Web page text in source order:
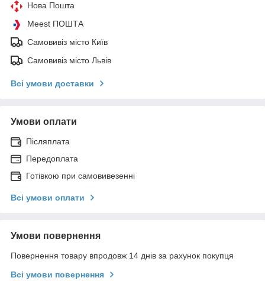
Нова Пошта
Meest ПОШТА
Самовивіз місто Київ
Самовивіз місто Львів
Всі умови доставки
Умови оплати
Післяплата
Передоплата
Готівкою при самовивезенні
Всі умови оплати
Умови повернення
Повернення товару впродовж 14 днів за рахунок покупця
Всі умови повернення